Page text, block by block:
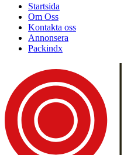
Startsida
Om Oss
Kontakta oss
Annonsera
Packindx